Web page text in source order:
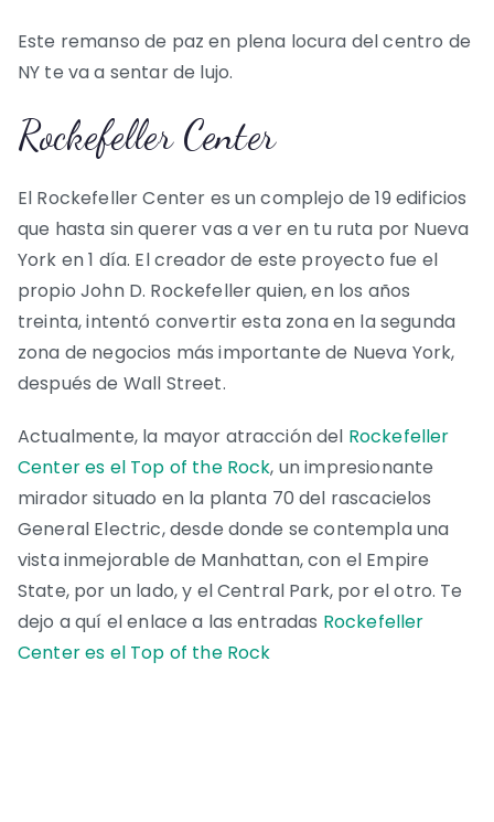
Este remanso de paz en plena locura del centro de
NY te va a sentar de lujo.
Rockefeller Center
El Rockefeller Center es un complejo de 19 edificios
que hasta sin querer vas a ver en tu ruta por Nueva
York en 1 día. El creador de este proyecto fue el
propio John D. Rockefeller quien, en los años
treinta, intentó convertir esta zona en la segunda
zona de negocios más importante de Nueva York,
después de Wall Street.
Actualmente, la mayor atracción del Rockefeller
Center es el Top of the Rock, un impresionante
mirador situado en la planta 70 del rascacielos
General Electric, desde donde se contempla una
vista inmejorable de Manhattan, con el Empire
State, por un lado, y el Central Park, por el otro. Te
dejo a quí el enlace a las entradas Rockefeller
Center es el Top of the Rock